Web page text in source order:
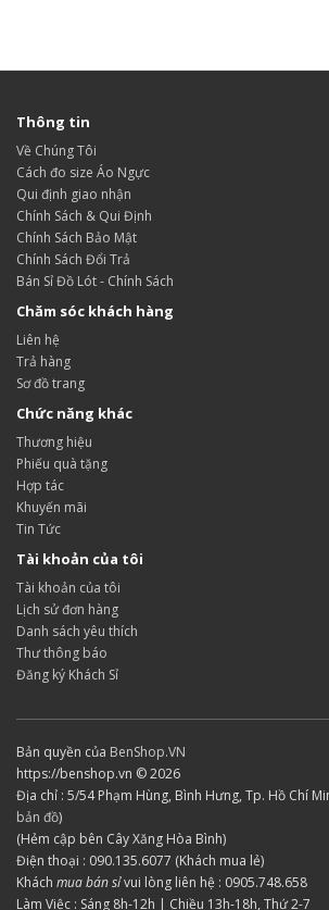
Thông tin
Về Chúng Tôi
Cách đo size Áo Ngực
Qui định giao nhận
Chính Sách & Qui Định
Chính Sách Bảo Mật
Chính Sách Đổi Trả
Bán Sỉ Đồ Lót - Chính Sách
Chăm sóc khách hàng
Liên hệ
Trả hàng
Sơ đồ trang
Chức năng khác
Thương hiệu
Phiếu quà tặng
Hợp tác
Khuyến mãi
Tin Tức
Tài khoản của tôi
Tài khoản của tôi
Lịch sử đơn hàng
Danh sách yêu thích
Thư thông báo
Đăng ký Khách Sỉ
Bản quyền của BenShop.VN
https://benshop.vn © 2026
Địa chỉ : 5/54 Phạm Hùng, Bình Hưng, Tp. Hồ Chí
bản đồ)
(Hẻm cập bên Cây Xăng Hòa Bình)
Điện thoại : 090.135.6077 (Khách mua lẻ)
Khách mua bán sỉvui lòng liên hệ : 0905.748.658
Làm Việc : Sáng 8h-12h | Chiều 13h-18h, Thứ 2-7